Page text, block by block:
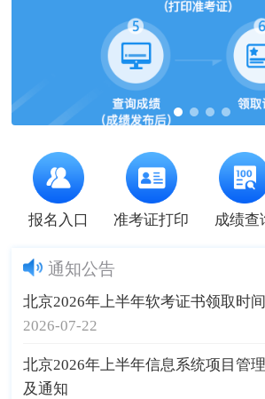
报名入口 准考证打印 成绩查
通知公告
北京2026年上半年软考证书领取时
2026-07-22
北京2026年上半年信息系统项目管
及通知